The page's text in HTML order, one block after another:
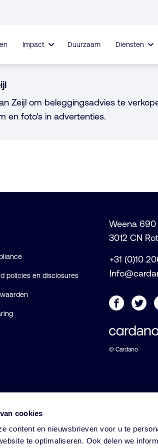
cookies
content en nieuwsbrieven voor u te
te optimaliseren. Ook delen we
Impact Duurzaam Diensten
Zeijl om beleggingsadvies te
en foto's in advertenties.
policies en disclosures
Weena
3012 CN
+31 (0)10
© Cardano